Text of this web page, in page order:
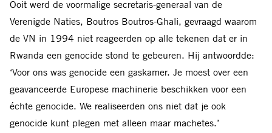
Ooit werd de voormalige secretaris-generaal van de
Verenigde Naties, Boutros Boutros-Ghali, gevraagd waarom
de VN in 1994 niet reageerden op alle tekenen dat er in
Rwanda een genocide stond te gebeuren. Hij antwoordde:
‘Voor ons was genocide een gaskamer. Je moest over een
geavanceerde Europese machinerie beschikken voor een
échte genocide. We realiseerden ons niet dat je ook
genocide kunt plegen met alleen maar machetes.’